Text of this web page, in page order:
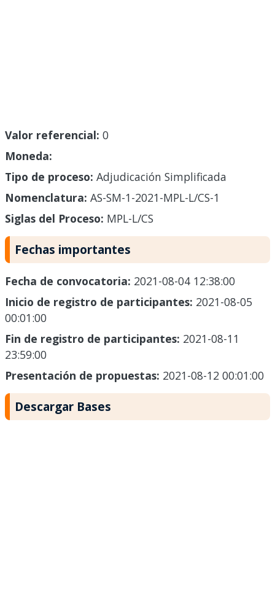
Valor referencial: 0
Moneda:
Tipo de proceso: Adjudicación Simplificada
Nomenclatura: AS-SM-1-2021-MPL-L/CS-1
Siglas del Proceso: MPL-L/CS
Fechas importantes
Fecha de convocatoria: 2021-08-04 12:38:00
Inicio de registro de participantes: 2021-08-05
00:01:00
Fin de registro de participantes: 2021-08-11
23:59:00
Presentación de propuestas: 2021-08-12 00:01:00
Descargar Bases